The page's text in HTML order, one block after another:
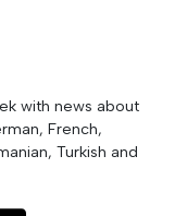
with news about
French,
Turkish and